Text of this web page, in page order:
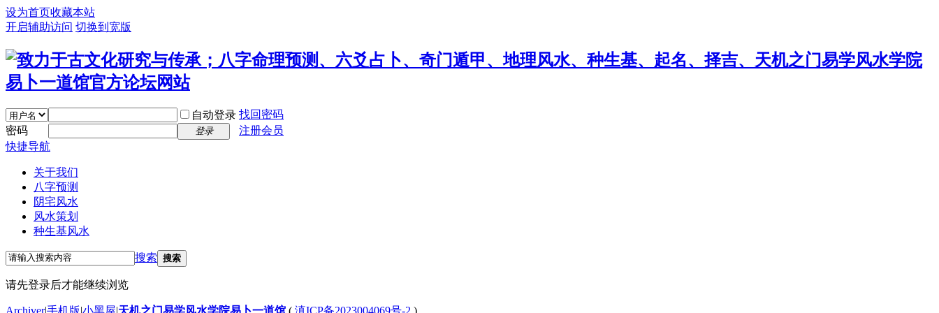
设为首页收藏本站
开启辅助访问 切换到宽版
自动登录 找回密码
密码
登录
注册会员
快捷导航
关于我们
八字预测
阴宅风水
风水策划
种生基风水
搜索 搜索
请先登录后才能继续浏览
Archiver|手机版|小黑屋|天机之门易学风水学院易卜一道馆 ( 滇ICP备2023004069号-2 )